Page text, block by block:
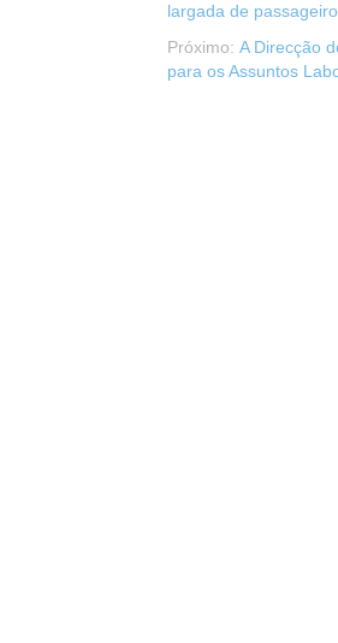
largada de
Próximo: A Direcção
para os Assuntos